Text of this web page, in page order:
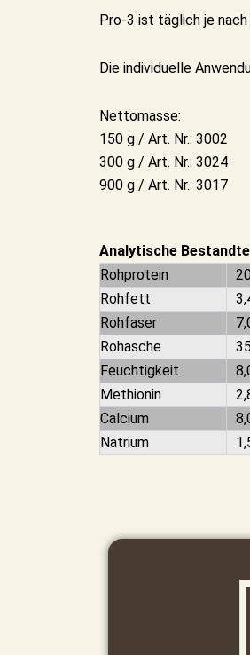
Pro-3 ist täglich je
Die individuelle
Nettomasse:
150 g / Art. Nr.: 3002
300 g / Art. Nr.: 3024
900 g / Art. Nr.: 3017
Analytische
Rohprotein
Rohfett
Rohfaser
Rohasche
Feuchtigkeit
Methionin
Calcium
Natrium